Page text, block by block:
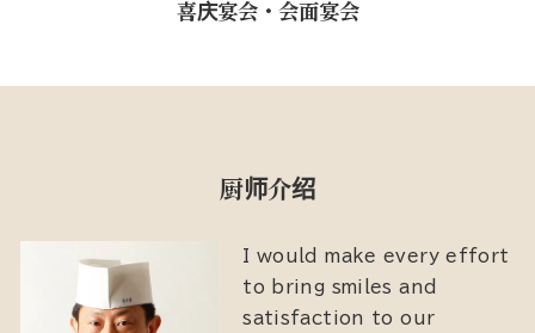
喜庆宴会・会面宴会
厨师介绍
I would make every effort
to bring smiles and
satisfaction to our